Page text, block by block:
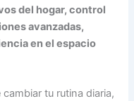
del hogar, control
avanzadas,
en el espacio
cambiar tu rutina diaria,